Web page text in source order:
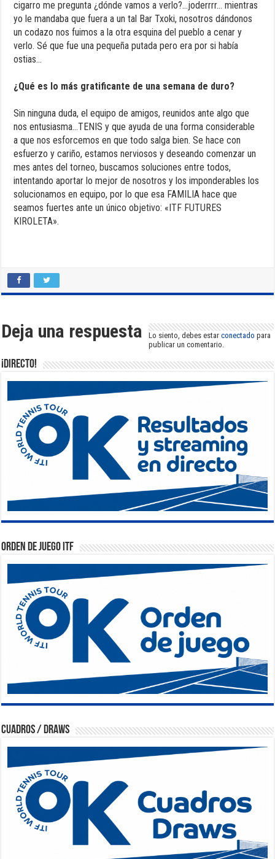
cigarro me pregunta ¿dónde vamos a verlo?…joderrrr… mientras
yo le mandaba que fuera a un tal Bar Txoki, nosotros dándonos
un codazo nos fuimos a la otra esquina del pueblo a cenar y
verlo. Sé que fue una pequeña putada pero era por si había
ostias…
¿Qué es lo más gratificante de una semana de duro?
Sin ninguna duda, el equipo de amigos, reunidos ante algo que
nos entusiasma…TENIS y que ayuda de una forma considerable
a que nos esforcemos en que todo salga bien. Se hace con
esfuerzo y cariño, estamos nerviosos y deseando comenzar un
mes antes del torneo, buscamos soluciones entre todos,
intentando aportar lo mejor de nosotros y los imponderables los
solucionamos en equipo, por lo que esa FAMILIA hace que
seamos fuertes ante un único objetivo: «ITF FUTURES
KIROLETA».
Deja una respuesta Lo siento, debes estarconectado para
publicar un comentario.
¡DIRECTO!
Orden de Juego ITF
Cuadros / Draws